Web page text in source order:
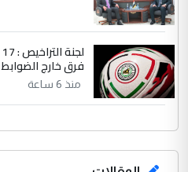
فرق خارج الضوابط
منذ 6 ساعة